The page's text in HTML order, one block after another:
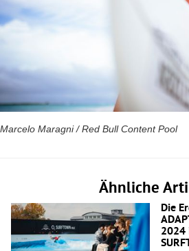
Marcelo Maragni / Red Bull Content Pool
Ähnliche
Die
2024